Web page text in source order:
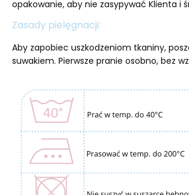
opakowanie, aby nie zasypywać Klienta i
Zasady pielęgnacji:
Aby zapobiec uszkodzeniom tkaniny,
suwakiem. Pierwsze pranie osobno, bez